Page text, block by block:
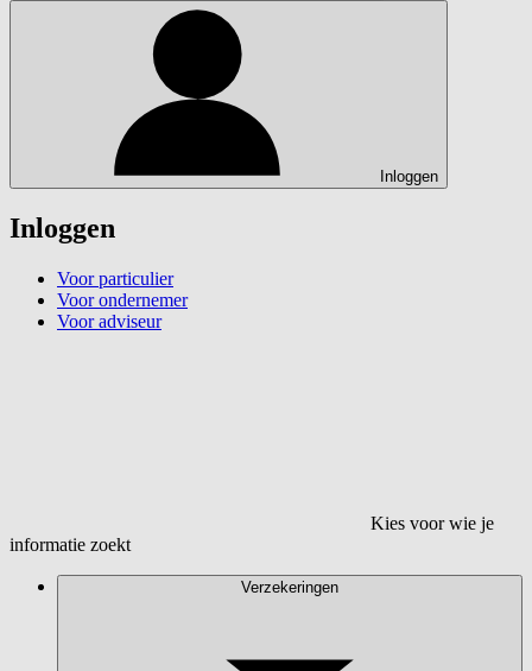
Inloggen
Inloggen
Voor particulier
Voor ondernemer
Voor adviseur
Kies voor wie je
informatie zoekt
Verzekeringen